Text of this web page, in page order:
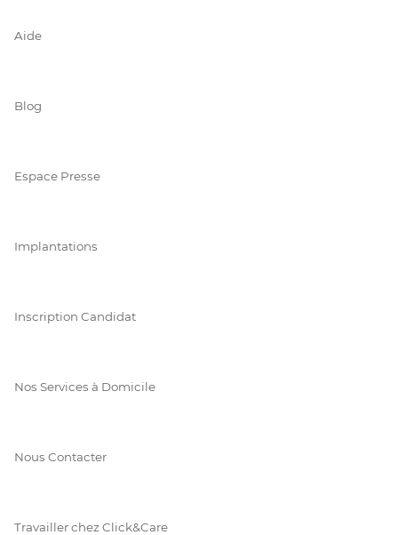
Aide
Blog
Espace Presse
Implantations
Inscription Candidat
Nos Services à Domicile
Nous Contacter
Travailler chez Click&Care